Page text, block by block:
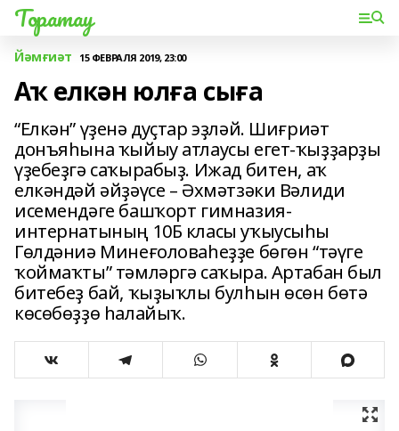
Торатау
Йәмғиәт 15 ФЕВРАЛЯ 2019, 23:00
Аҡ елкән юлға сыға
“Елкән” үҙенә дуҫтар эҙләй. Шиғриәт
донъяһына ҡыйыу атлаусы егет-ҡыҙҙарҙы
үҙебеҙгә саҡырабыҙ. Ижад битен, аҡ
елкәндәй әйҙәүсе – Әхмәтзәки Вәлиди
исемендәге башҡорт гимназия-
интернатының 10Б класы уҡыусыһы
Гөлдәниә Минеғоловаһеҙҙе бөгөн “тәүге
ҡоймаҡты” тәмләргә саҡыра. Артабан был
битебеҙ бай, ҡыҙыҡлы булһын өсөн бөтә
көсөбөҙҙө һалайыҡ.